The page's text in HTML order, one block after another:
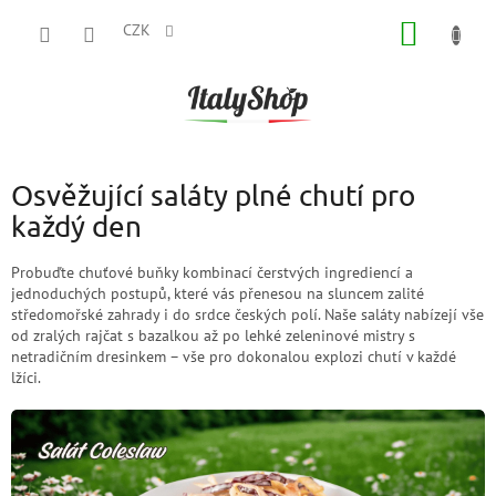
CZK
Osvěžující saláty plné chutí pro
každý den
Probuďte chuťové buňky kombinací čerstvých ingrediencí a
jednoduchých postupů, které vás přenesou na sluncem zalité
středomořské zahrady i do srdce českých polí. Naše saláty nabízejí vše
od zralých rajčat s bazalkou až po lehké zeleninové mistry s
netradičním dresinkem – vše pro dokonalou explozi chutí v každé
lžíci.
V
ý
p